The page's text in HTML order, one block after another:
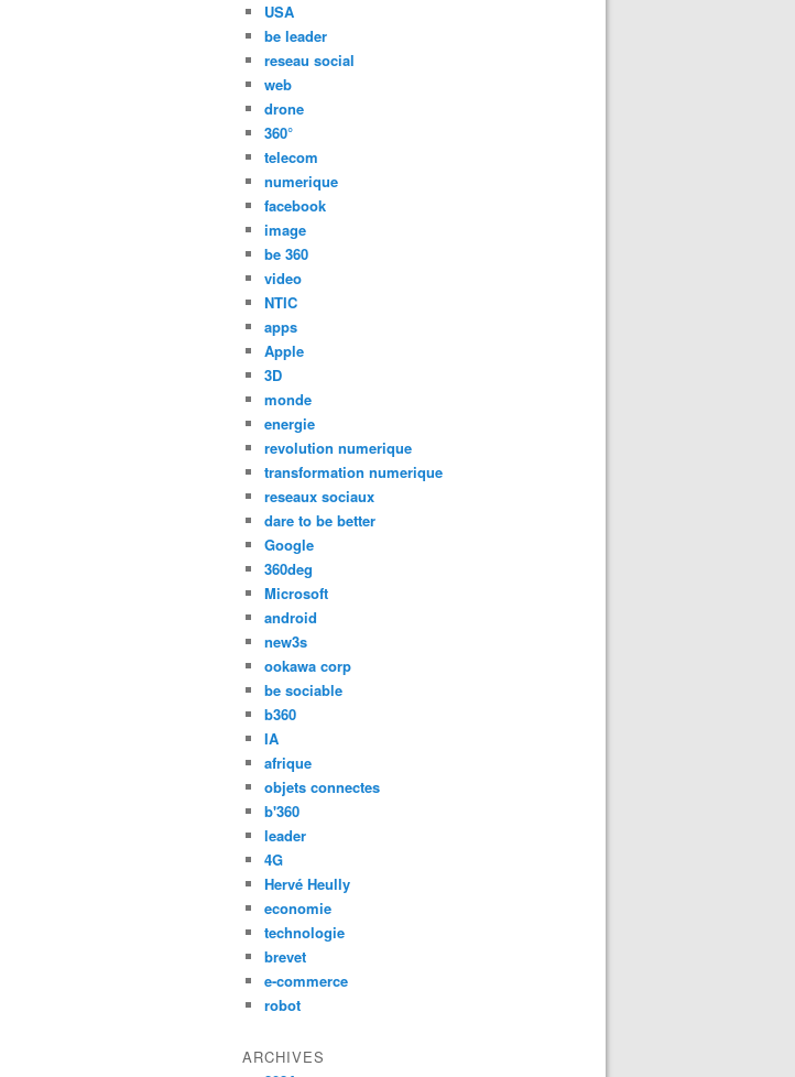
USA
be leader
reseau social
web
drone
360°
telecom
numerique
facebook
image
be 360
video
NTIC
apps
Apple
3D
monde
energie
revolution numerique
transformation numerique
reseaux sociaux
dare to be better
Google
360deg
Microsoft
android
new3s
ookawa corp
be sociable
b360
IA
afrique
objets connectes
b'360
leader
4G
Hervé Heully
economie
technologie
brevet
e-commerce
robot
ARCHIVES